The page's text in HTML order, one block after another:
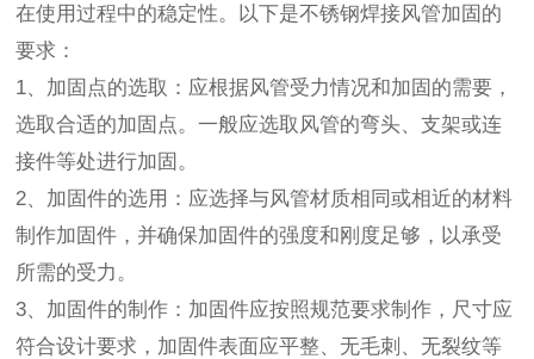
在使用过程中的稳定性。以下是不锈钢焊接风管加固的
要求：
1、加固点的选取：应根据风管受力情况和加固的需要，
选取合适的加固点。一般应选取风管的弯头、支架或连
接件等处进行加固。
2、加固件的选用：应选择与风管材质相同或相近的材料
制作加固件，并确保加固件的强度和刚度足够，以承受
所需的受力。
3、加固件的制作：加固件应按照规范要求制作，尺寸应
符合设计要求，加固件表面应平整、无毛刺、无裂纹等